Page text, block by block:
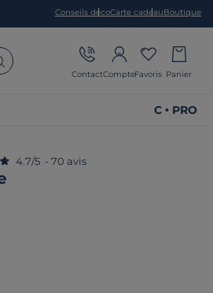
Conseils décoCarte cadeauBoutique
ContactCompteFavoris Panier
C • PRO
4.7/5 - 70 avis